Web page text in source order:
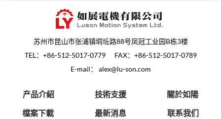
苏州市昆山市张浦镇垌坵路88号凤冠工业园B栋3楼
TEL： +86-512-5017-0779
FAX：+86-512-5017-0789
E-mail： alex@lu-son.com
产品介紹 技術支援
關於如陽
檔案下載
最新消息 联系我们